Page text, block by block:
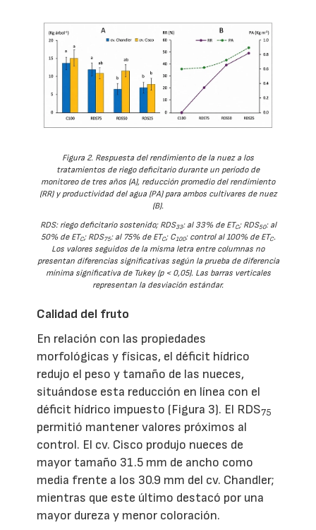
Figura 2. Respuesta del rendimiento de la nuez a los
tratamientos de riego deficitario durante un período de
monitoreo de tres años (A), reducción promedio del rendimiento
(RR) y productividad del agua (PA) para ambos cultivares de nuez
(B).
RDS: riego deficitario sostenido; RDS33: al 33% de ETC; RDS50: al
50% de ETC; RDS75: al 75% de ETC; C100: control al 100% de ETC.
Los valores seguidos de la misma letra entre columnas no
presentan diferencias significativas según la prueba de diferencia
mínima significativa de Tukey (p < 0,05). Las barras verticales
representan la desviación estándar.
Calidad del fruto
En relación con las propiedades
morfológicas y físicas, el déficit hídrico
redujo el peso y tamaño de las nueces,
situándose esta reducción en línea con el
déficit hídrico impuesto (Figura 3). El RDS75
permitió mantener valores próximos al
control. El cv. Cisco produjo nueces de
mayor tamaño 31.5 mm de ancho como
media frente a los 30.9 mm del cv. Chandler;
mientras que este último destacó por una
mayor dureza y menor coloración.